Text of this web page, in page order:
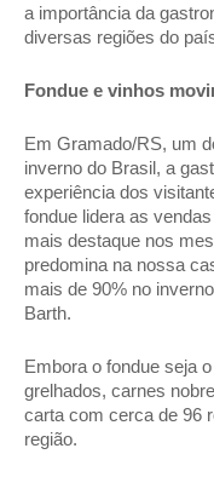
a importância da
diversas regiões do
Fondue e vinhos
Em Gramado/RS, um
inverno do Brasil, a
experiência dos
fondue lidera as
mais destaque nos
predomina na nossa
mais de 90% no
Barth.
Embora o fondue seja
grelhados, carnes
carta com cerca de 96
região.